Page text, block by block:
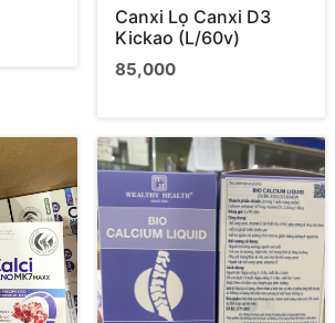
Canxi Lọ Canxi D3
Kickao (L/60v)
85,000